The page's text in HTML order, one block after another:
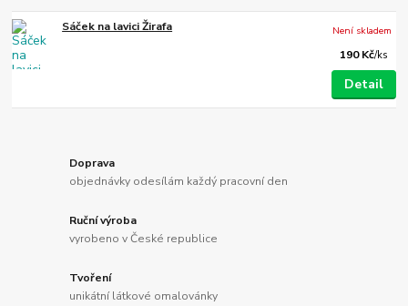
Sáček na lavici Žirafa
190 Kč/ks
Není skladem
Detail
Doprava
objednávky odesílám každý pracovní den
Ruční výroba
vyrobeno v České republice
Tvoření
unikátní látkové omalovánky